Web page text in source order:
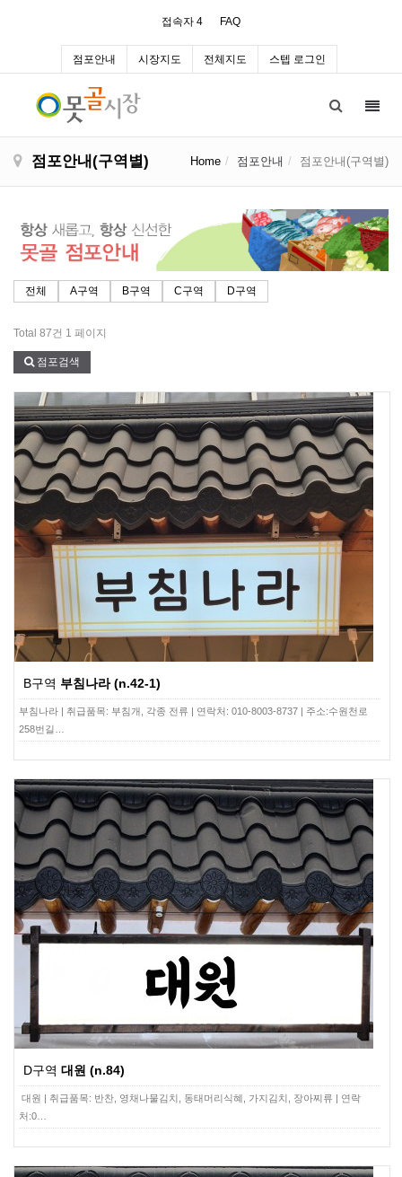
접속자 4 FAQ
점포안내 시장지도 전체지도 스텝 로그인
점포안내(구역별) Home 점포안내 점포안내(구역별)
전체 A구역 B구역 C구역 D구역
Total 87건 1 페이지
점포검색
B구역 부침나라 (n.42-1)
부침나라 | 취급품목: 부침개, 각종 전류 | 연락처: 010-8003-8737 | 주소:수원천로
258번길…
D구역 대원 (n.84)
대원 | 취급품목: 반찬, 영채나물김치, 동태머리식혜, 가지김치, 장아찌류 | 연락
처:0…